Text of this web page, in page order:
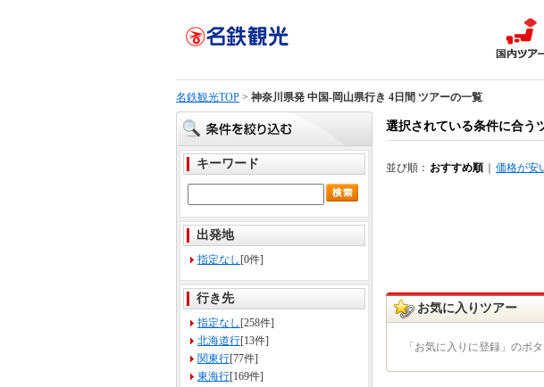
名鉄観光TOP > 神奈川県発 中国-岡山県行き 4日間 ツアーの一覧
キーワード
出発地
指定なし [0件]
行き先
指定なし [258件]
北海道行[13件]
関東行[77件]
東海行[169件]
選択されている条件に合う
並び順： おすすめ順 価格が安
お気に入りツアー
「お気に入りに登録」のボ